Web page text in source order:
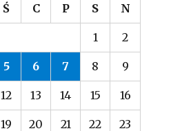
Ś C P S N
1 2
5 6 7 8 9
12 13 14 15 16
19 20 21 22 23